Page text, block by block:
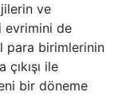
ve
evrimini de
para birimlerinin
ile
bir döneme